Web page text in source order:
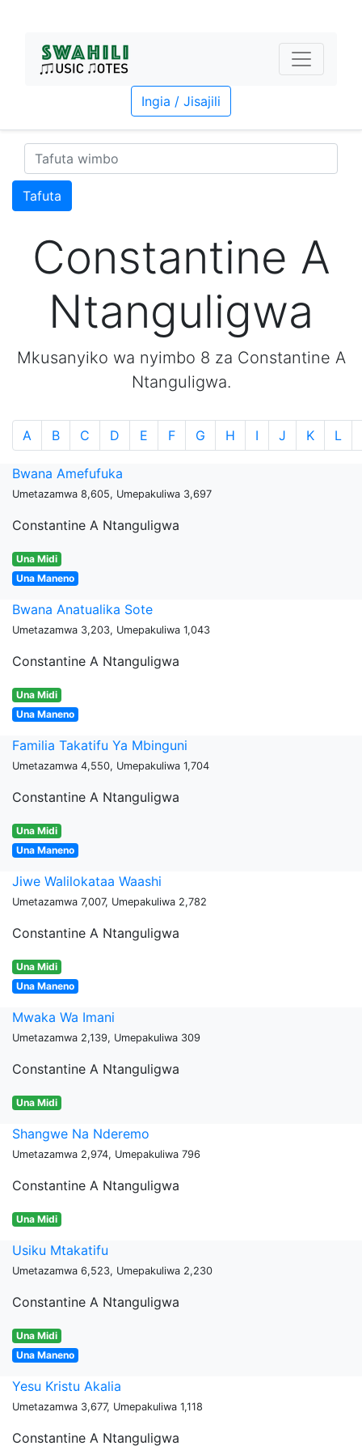
Ingia / Jisajili
Tafuta
Constantine A
Ntanguligwa
Mkusanyiko wa nyimbo 8 za Constantine A
Ntanguligwa.
A B C D E F G H I J K L
Bwana Amefufuka
Umetazamwa 8,605, Umepakuliwa 3,697
Constantine A Ntanguligwa
Una Midi
Una Maneno
Bwana Anatualika Sote
Umetazamwa 3,203, Umepakuliwa 1,043
Constantine A Ntanguligwa
Una Midi
Una Maneno
Familia Takatifu Ya Mbinguni
Umetazamwa 4,550, Umepakuliwa 1,704
Constantine A Ntanguligwa
Una Midi
Una Maneno
Jiwe Walilokataa Waashi
Umetazamwa 7,007, Umepakuliwa 2,782
Constantine A Ntanguligwa
Una Midi
Una Maneno
Mwaka Wa Imani
Umetazamwa 2,139, Umepakuliwa 309
Constantine A Ntanguligwa
Una Midi
Shangwe Na Nderemo
Umetazamwa 2,974, Umepakuliwa 796
Constantine A Ntanguligwa
Una Midi
Usiku Mtakatifu
Umetazamwa 6,523, Umepakuliwa 2,230
Constantine A Ntanguligwa
Una Midi
Una Maneno
Yesu Kristu Akalia
Umetazamwa 3,677, Umepakuliwa 1,118
Constantine A Ntanguligwa